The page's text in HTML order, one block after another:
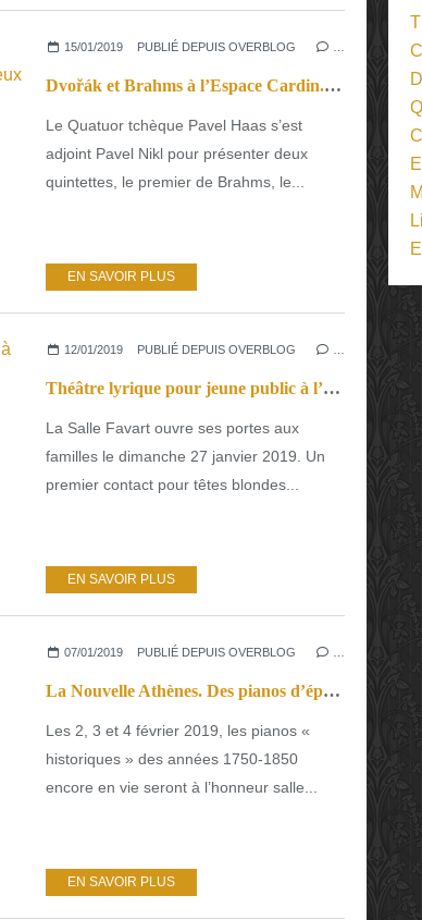
15/01/2019 PUBLIÉ DEPUIS OVERBLOG
Dvořák et Brahms à l’Espace Cardin. Une estime réciproque et deux quintettes
Le Quatuor tchèque Pavel Haas s’est
adjoint Pavel Nikl pour présenter deux
quintettes, le premier de Brahms, le...
EN SAVOIR PLUS
12/01/2019 PUBLIÉ DEPUIS OVERBLOG
Théâtre lyrique pour jeune public à l’Opéra comique
La Salle Favart ouvre ses portes aux
familles le dimanche 27 janvier 2019. Un
premier contact pour têtes blondes...
EN SAVOIR PLUS
07/01/2019 PUBLIÉ DEPUIS OVERBLOG
La Nouvelle Athènes. Des pianos d’époque romantique en concert et des rencontres professionnelles.
Les 2, 3 et 4 février 2019, les pianos «
historiques » des années 1750-1850
encore en vie seront à l’honneur salle...
EN SAVOIR PLUS